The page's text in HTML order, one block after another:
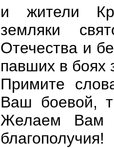
и жители
земляки
Отечества и
павших в боях
Примите
Ваш боевой,
Желаем Вам
благополучия!